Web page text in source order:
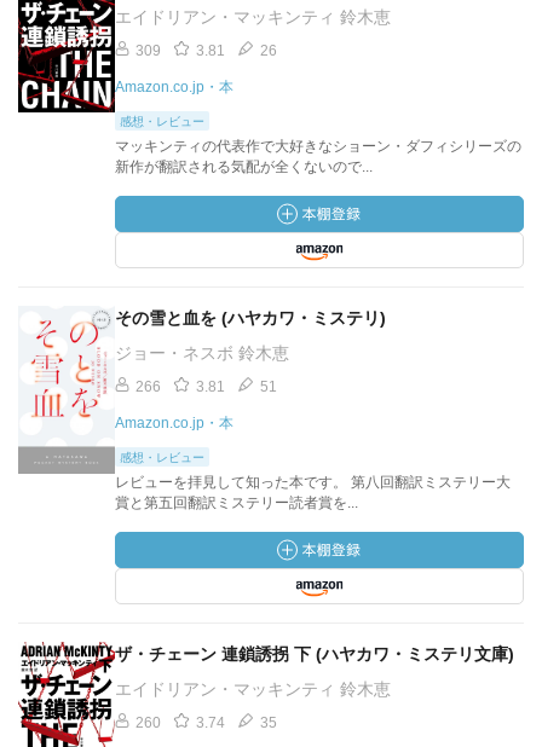
エイドリアン・マッキンティ 鈴木恵
309 3.81 26
Amazon.co.jp・本
感想・レビュー
マッキンティの代表作で大好きなショーン・ダフィシリーズの
新作が翻訳される気配が全くないので...
その雪と血を (ハヤカワ・ミステリ)
ジョー・ネスボ 鈴木恵
266 3.81 51
Amazon.co.jp・本
感想・レビュー
レビューを拝見して知った本です。 第八回翻訳ミステリー大
賞と第五回翻訳ミステリー読者賞を...
ザ・チェーン 連鎖誘拐 下 (ハヤカワ・ミステリ文庫)
エイドリアン・マッキンティ 鈴木恵
260 3.74 35